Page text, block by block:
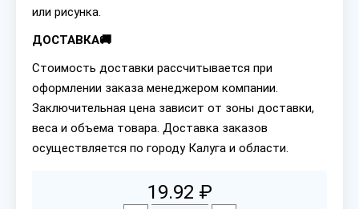
или рисунка.
ДОСТАВКА🚚
Стоимость доставки рассчитывается при
оформлении заказа менеджером компании.
Заключительная цена зависит от зоны доставки,
веса и объема товара. Доставка заказов
осуществляется по городу Калуга и области.
19.92 ₽